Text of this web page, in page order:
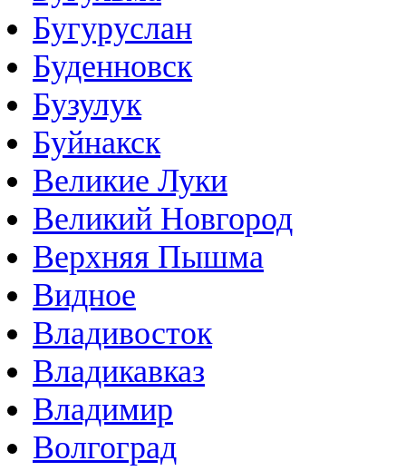
Бугуруслан
Буденновск
Бузулук
Буйнакск
Великие Луки
Великий Новгород
Верхняя Пышма
Видное
Владивосток
Владикавказ
Владимир
Волгоград